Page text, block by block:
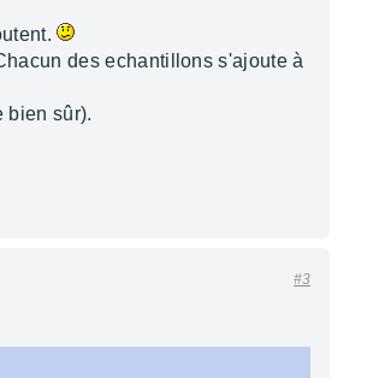
des echantillons s'ajoute à
bien sûr).
#3